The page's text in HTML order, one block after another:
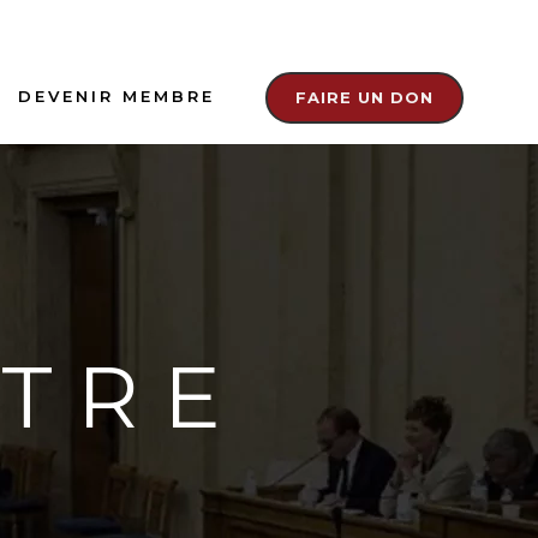
FAIRE UN DON
DEVENIR MEMBRE